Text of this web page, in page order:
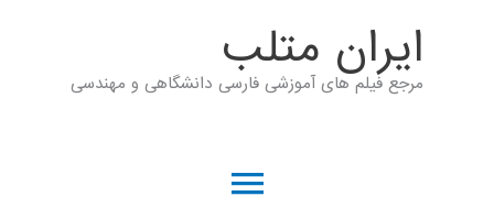
ايران متلب
مرجع فیلم های آموزشی فارسی دانشگاهی و مهندسی
فهرست